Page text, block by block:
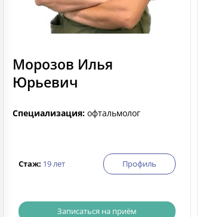
Морозов Илья
Юрьевич
Специализация: офтальмолог
Стаж: 19 лет Профиль
Записаться на приём